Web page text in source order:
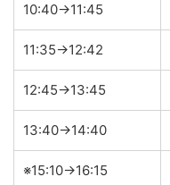
10:40→11:45
11:35→12:42
12:45→13:45
13:40→14:40
※15:10→16:15